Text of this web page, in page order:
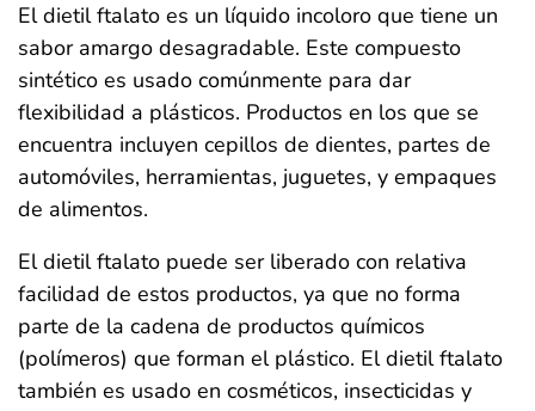
El dietil ftalato es un líquido incoloro que tiene un
sabor amargo desagradable. Este compuesto
sintético es usado comúnmente para dar
flexibilidad a plásticos. Productos en los que se
encuentra incluyen cepillos de dientes, partes de
automóviles, herramientas, juguetes, y empaques
de alimentos.
El dietil ftalato puede ser liberado con relativa
facilidad de estos productos, ya que no forma
parte de la cadena de productos químicos
(polímeros) que forman el plástico. El dietil ftalato
también es usado en cosméticos, insecticidas y